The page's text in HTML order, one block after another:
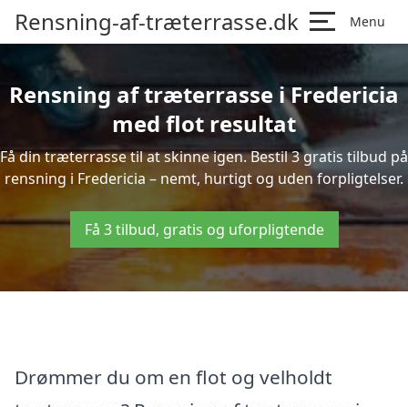
Rensning-af-træterrasse.dk Menu
Rensning af træterrasse i Fredericia
med flot resultat
Få din træterrasse til at skinne igen. Bestil 3 gratis tilbud på
rensning i Fredericia – nemt, hurtigt og uden forpligtelser.
Få 3 tilbud, gratis og uforpligtende
Drømmer du om en flot og velholdt